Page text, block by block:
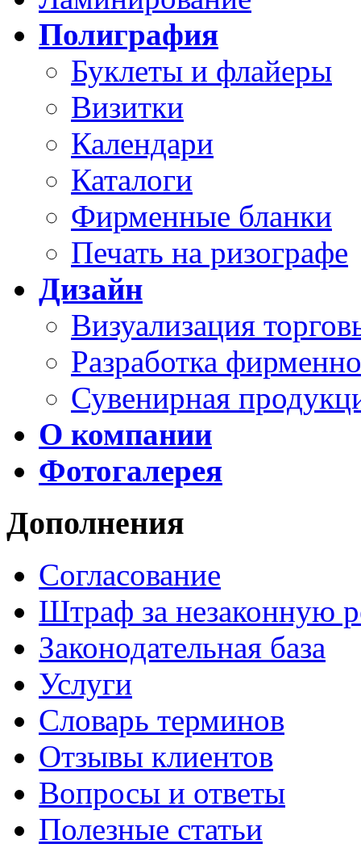
Полиграфия
Буклеты и флайеры
Визитки
Календари
Каталоги
Фирменные бланки
Печать на ризографе
Дизайн
Визуализация
Разработка
Сувенирная
О компании
Фотогалерея
Дополнения
Согласование
Штраф за незаконную
Законодательная база
Услуги
Словарь терминов
Отзывы клиентов
Вопросы и ответы
Полезные статьи